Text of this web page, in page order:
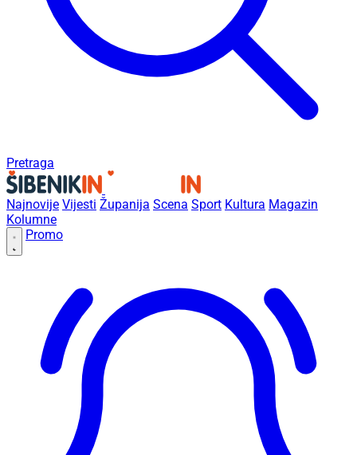
Pretraga
Najnovije Vijesti Županija Scena Sport Kultura Magazin
Kolumne
Promo